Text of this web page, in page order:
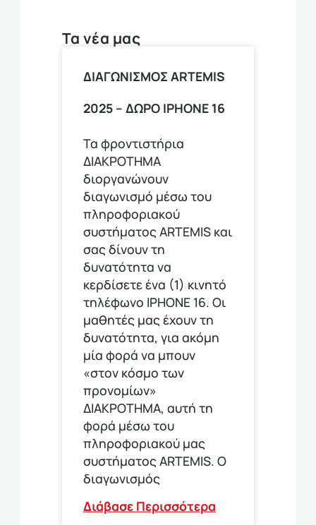
Τα νέα μας
ΔΙΑΓΩΝΙΣΜΟΣ ARTEMIS
2025 – ΔΩΡΟ ΙPHONE 16
Τα φροντιστήρια
ΔΙΑΚΡΟΤΗΜΑ
διοργανώνουν
διαγωνισμό μέσω του
πληροφοριακού
συστήματος ARTEMIS και
σας δίνουν τη
δυνατότητα να
κερδίσετε ένα (1) κινητό
τηλέφωνο ΙΡΗΟΝΕ 16. Οι
μαθητές μας έχουν τη
δυνατότητα, για ακόμη
μία φορά να μπουν
«στον κόσμο των
προνομίων»
ΔΙΑΚΡΟΤΗΜΑ, αυτή τη
φορά μέσω του
πληροφοριακού μας
συστήματος ARTEMIS. Ο
διαγωνισμός
Διάβασε Περισσότερα